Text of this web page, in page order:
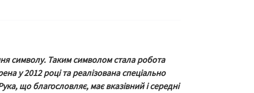
символу. Таким символом стала робота
у 2012 році та реалізована спеціально
що благословляє, має вказівний і середні